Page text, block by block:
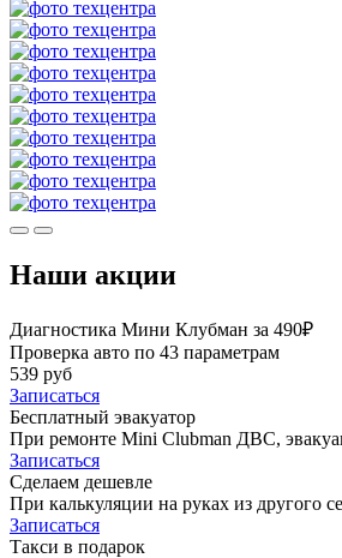
Наши акции
Диагностика Мини Клубман за 490₽
Проверка авто по 43 параметрам
539 руб
Записаться
Бесплатный эвакуатор
При ремонте Mini Clubman ДВС,
Записаться
Сделаем дешевле
При калькуляции на руках из другого
Записаться
Такси в подарок